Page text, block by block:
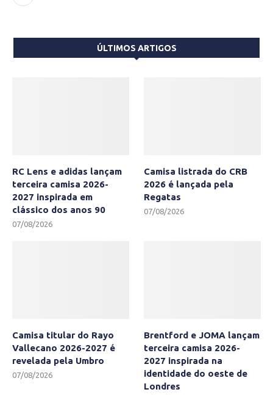
ÚLTIMOS ARTIGOS
RC Lens e adidas lançam
terceira camisa 2026-
2027 inspirada em
clássico dos anos 90
07/08/2026
Camisa listrada do CRB
2026 é lançada pela
Regatas
07/08/2026
Camisa titular do Rayo
Vallecano 2026-2027 é
revelada pela Umbro
07/08/2026
Brentford e JOMA lançam
terceira camisa 2026-
2027 inspirada na
identidade do oeste de
Londres